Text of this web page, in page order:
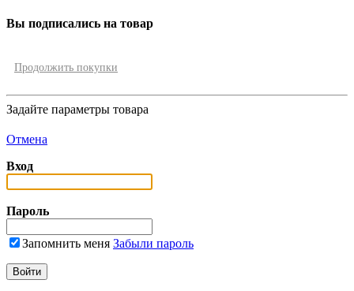
Вы подписались на товар
Продолжить покупки
Задайте параметры товара
Отмена
Вход
Пароль
Запомнить меня Забыли пароль